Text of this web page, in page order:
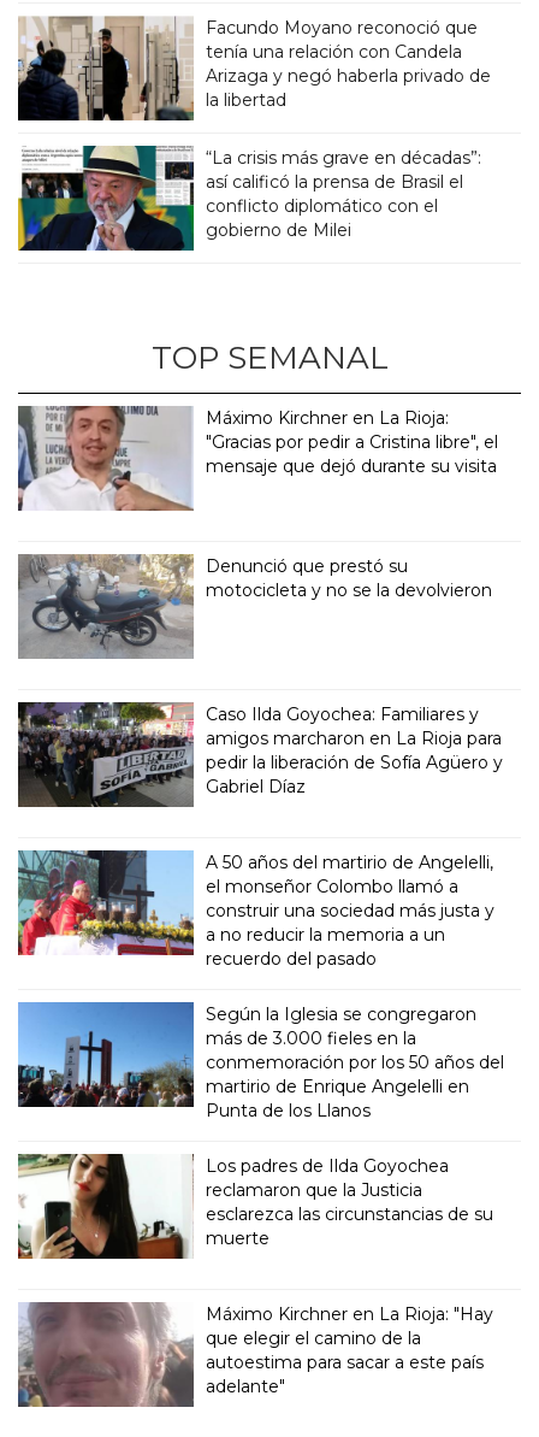
Facundo Moyano reconoció que
tenía una relación con Candela
Arizaga y negó haberla privado de
la libertad
“La crisis más grave en décadas”:
así calificó la prensa de Brasil el
conflicto diplomático con el
gobierno de Milei
TOP SEMANAL
Máximo Kirchner en La Rioja:
"Gracias por pedir a Cristina libre", el
mensaje que dejó durante su visita
Denunció que prestó su
motocicleta y no se la devolvieron
Caso Ilda Goyochea: Familiares y
amigos marcharon en La Rioja para
pedir la liberación de Sofía Agüero y
Gabriel Díaz
A 50 años del martirio de Angelelli,
el monseñor Colombo llamó a
construir una sociedad más justa y
a no reducir la memoria a un
recuerdo del pasado
Según la Iglesia se congregaron
más de 3.000 fieles en la
conmemoración por los 50 años del
martirio de Enrique Angelelli en
Punta de los Llanos
Los padres de Ilda Goyochea
reclamaron que la Justicia
esclarezca las circunstancias de su
muerte
Máximo Kirchner en La Rioja: "Hay
que elegir el camino de la
autoestima para sacar a este país
adelante"